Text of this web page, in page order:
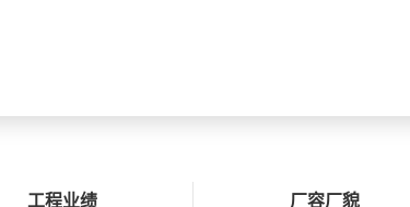
工程业绩 厂容厂貌